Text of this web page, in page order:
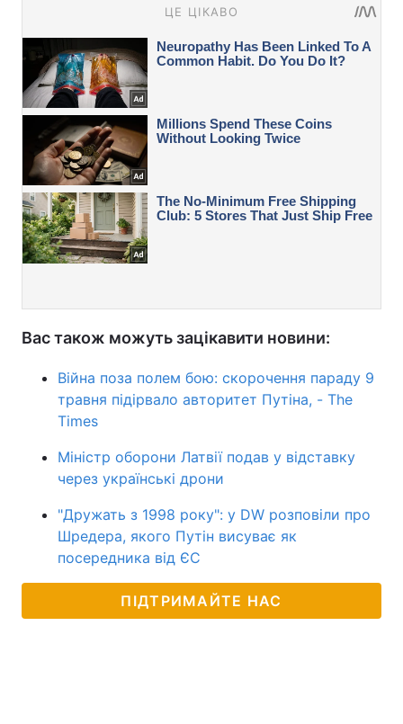
Вас також можуть зацікавити новини:
Війна поза полем бою: скорочення параду 9
травня підірвало авторитет Путіна, - The
Times
Міністр оборони Латвії подав у відставку
через українські дрони
"Дружать з 1998 року": у DW розповіли про
Шредера, якого Путін висуває як
посередника від ЄС
ПІДТРИМАЙТЕ НАС